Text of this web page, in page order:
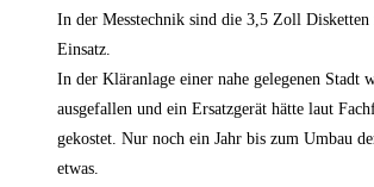
In der Messtechnik sind die 3,5 Zoll
Einsatz.
In der Kläranlage einer nahe gelegenen Stadt
ausgefallen und ein Ersatzgerät hätte laut
gekostet. Nur noch ein Jahr bis zum Umbau
etwas.